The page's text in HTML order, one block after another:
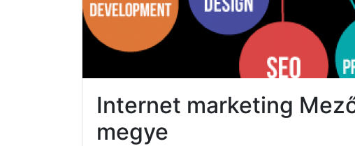
Internet marketing
megye